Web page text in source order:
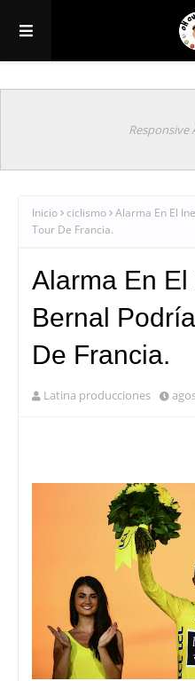
Responsive
Inicio ciclismo Alarma En El
Tour De Francia.
Alarma En
Bernal
De Francia.
Latina producciones